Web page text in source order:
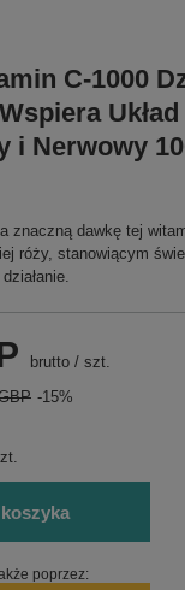
C-1000
Układ
i Nerwowy
znaczną dawkę tej
róży, stanowiącym
brutto / szt.
-15%
poprzez: